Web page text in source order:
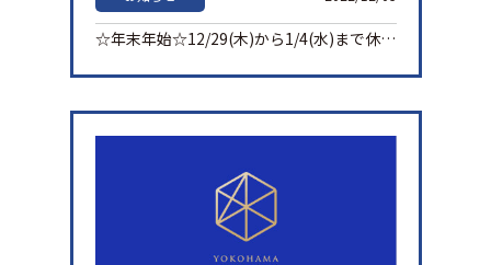
☆年末年始☆12/29(木)から1/4(水)まで休診とさせて頂きます